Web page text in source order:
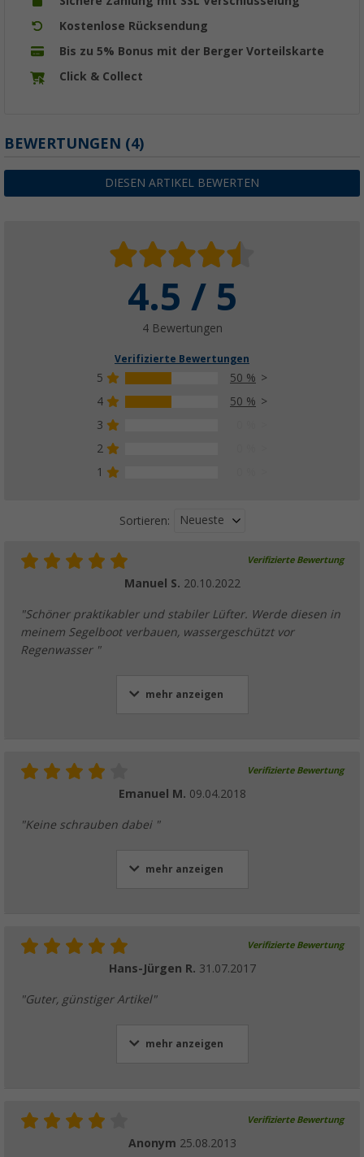
Kostenlose Rücksendung
Bis zu 5% Bonus mit der Berger Vorteilskarte
Click & Collect
BEWERTUNGEN (4)
DIESEN ARTIKEL BEWERTEN
4.5 / 5
4 Bewertungen
Verifizierte Bewertungen
5
50 %
4
50 %
3
2
1
Sortieren: Neueste
Verifizierte Bewertung
Manuel S. 20.10.2022
"Schöner praktikabler und stabiler Lüfter. Werde diesen in
meinem Segelboot verbauen, wassergeschützt vor
Regenwasser "
mehr anzeigen
Verifizierte Bewertung
Emanuel M. 09.04.2018
"Keine schrauben dabei "
mehr anzeigen
Verifizierte Bewertung
Hans-Jürgen R. 31.07.2017
"Guter, günstiger Artikel"
mehr anzeigen
Verifizierte Bewertung
Anonym 25.08.2013